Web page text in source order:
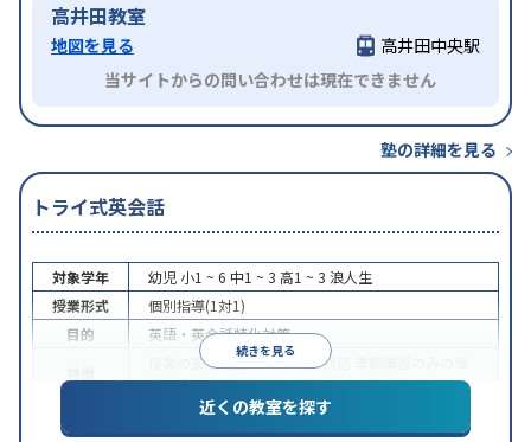
高井田教室
地図を見る
高井田中央駅
当サイトからの問い合わせは現在できません
塾の詳細を見る
トライ式英会話
続きを見る
対象学年 幼児 小1 ~ 6 中1 ~ 3 高1 ~ 3 浪人生
授業形式
個別指導(1対1)
目的
英語・英会話特化対策
授業の振替可能オンライン対応
講可発達障害の子どもに対応自習室あり
近くの教室を探す